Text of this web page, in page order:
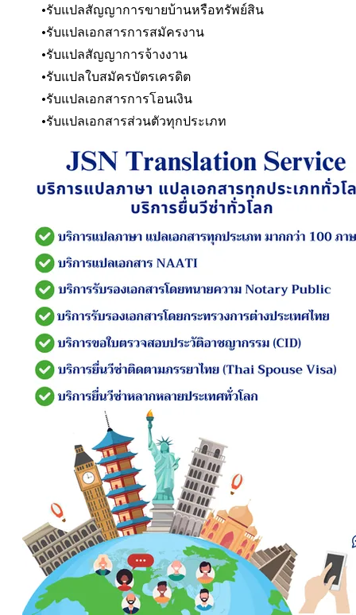
รับแปลสัญญาการขายบ้านหรือทรัพย์สิน
รับแปลเอกสารการสมัครงาน
รับแปลสัญญาการจ้างงาน
รับแปลใบสมัครบัตรเครดิต
รับแปลเอกสารการโอนเงิน
​รับแปลเอกสารส่วนตัวทุกประเภท